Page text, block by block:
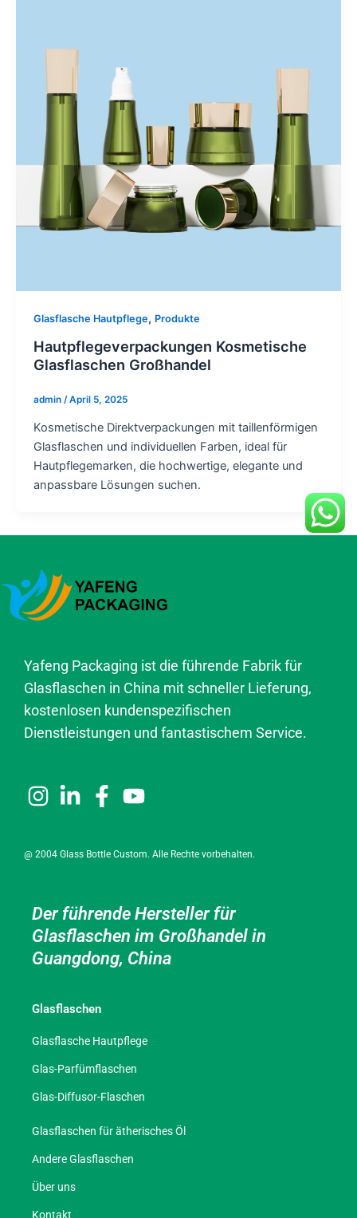
Glasflasche Hautpflege, Produkte
Hautpflegeverpackungen Kosmetische
Glasflaschen Großhandel
admin /April 5, 2025
Kosmetische Direktverpackungen mit taillenförmigen
Glasflaschen und individuellen Farben, ideal für
Hautpflegemarken, die hochwertige, elegante und
anpassbare Lösungen suchen.
Yafeng Packaging ist die führende Fabrik für
Glasflaschen in China mit schneller Lieferung,
kostenlosen kundenspezifischen
Dienstleistungen und fantastischem Service.
@ 2004 Glass Bottle Custom. Alle Rechte vorbehalten.
Der führende Hersteller für
Glasflaschen im Großhandel in
Guangdong, China
Glasflaschen
Glasflasche Hautpflege
Glas-Parfümflaschen
Glas-Diffusor-Flaschen
Glasflaschen für ätherisches Öl
Andere Glasflaschen
Über uns
Kontakt